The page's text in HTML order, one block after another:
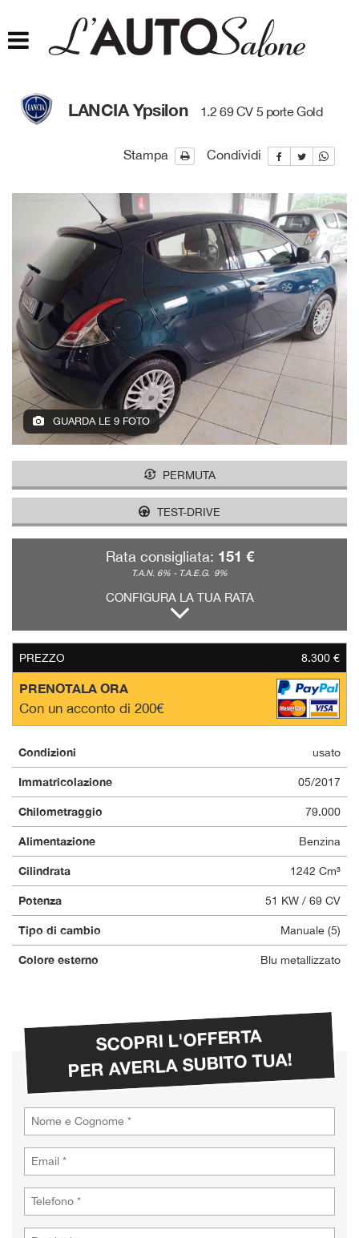
LISTA VEICOLI
CONTATTI
FINANZIAMENTI
LANCIA Ypsilon 1.2 69 CV 5 porte Gold
Stampa Condividi
GUARDA LE 9 FOTO
PERMUTA
TEST-DRIVE
Rata consigliata: 151 €
T.A.N. 6% - T.A.E.G. 9%
CONFIGURA LA TUA RATA
PREZZO 8.300 €
PRENOTALA ORA
Con un acconto di 200€
Condizioni usato
Immatricolazione 05/2017
Chilometraggio 79.000
Alimentazione Benzina
Cilindrata 1242 Cm³
Potenza 51 KW / 69 CV
Tipo di cambio Manuale (5)
Colore esterno Blu metallizzato
SCOPRI L'OFFERTA
PER AVERLA SUBITO TUA!